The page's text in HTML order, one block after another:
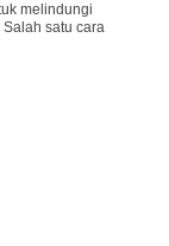
melindungi
satu cara